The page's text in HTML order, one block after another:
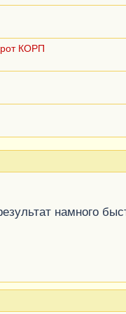
КОРП
намного